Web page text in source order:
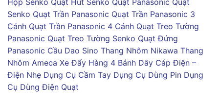
Hộp Senko Quạt Hút Senko Quạt Panasonic Quạt
Senko Quạt Trần Panasonic Quạt Trần Panasonic 3
Cánh Quạt Trần Panasonic 4 Cánh Quạt Treo Tường
Panasonic Quạt Treo Tường Senko Quạt Đứng
Panasonic Cầu Dao Sino Thang Nhôm Nikawa Thang
Nhôm Ameca Xe Đẩy Hàng 4 Bánh Dây Cáp Điện –
Điện Nhẹ Dụng Cụ Cầm Tay Dụng Cụ Dùng Pin Dụng
Cụ Dùng Điện Quạt